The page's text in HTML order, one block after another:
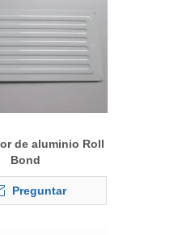
de aluminio Roll
Bond
Preguntar